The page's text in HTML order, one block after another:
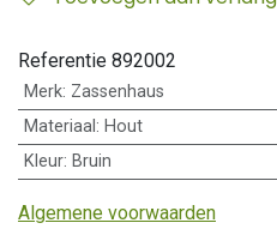
Referentie 892002
Merk: Zassenhaus
Materiaal : Hout
Kleur: Bruin
Algemene voorwaarden